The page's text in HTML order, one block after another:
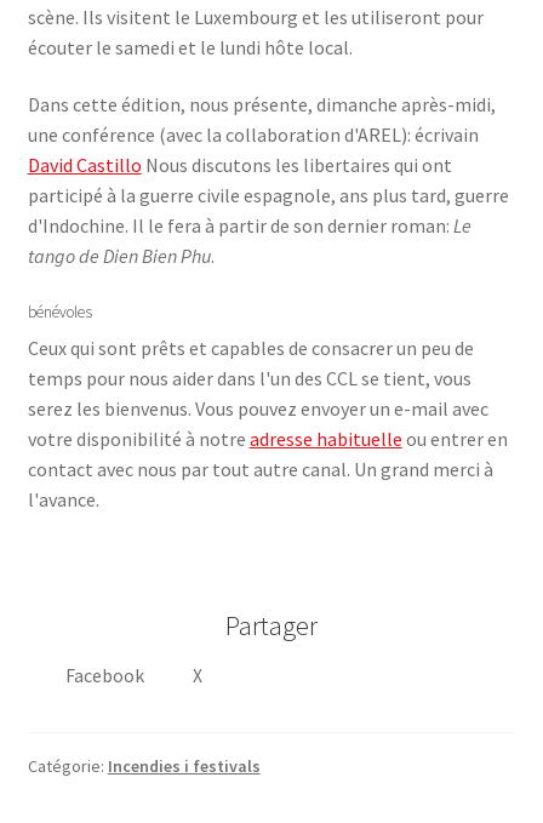
scène. Ils visitent le Luxembourg et les utiliseront pour
écouter le samedi et le lundi hôte local.
Dans cette édition, nous présente, dimanche après-midi,
une conférence (avec la collaboration d'AREL): écrivain
David Castillo Nous discutons les libertaires qui ont
participé à la guerre civile espagnole, ans plus tard, guerre
d'Indochine. Il le fera à partir de son dernier roman: Le
tango de Dien Bien Phu.
bénévoles
Ceux qui sont prêts et capables de consacrer un peu de
temps pour nous aider dans l'un des CCL se tient, vous
serez les bienvenus. Vous pouvez envoyer un e-mail avec
votre disponibilité à notre adresse habituelle ou entrer en
contact avec nous par tout autre canal. Un grand merci à
l'avance.
Partager
Facebook X
Catégorie: Incendies i festivals